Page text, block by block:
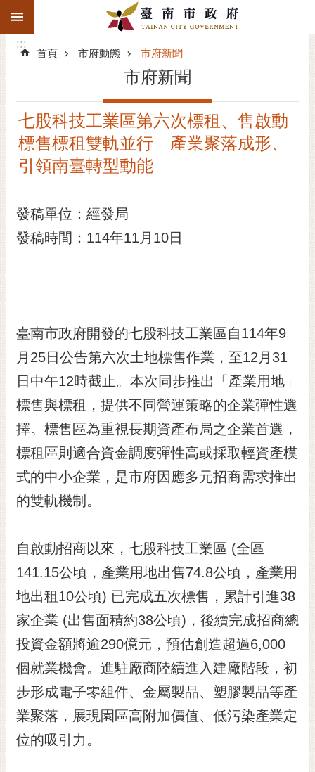
跳到主要內容區塊
搜
階
精彩府城
市府動態
黃
偉
哲
光
花
桐
花
祭
站
導
訂
閱
RSS
訂
閱
電
子
報
:::
:::
首頁 市府動態 市府新聞
市府新聞
七股科技工業區第六次標租、售啟動
標售標租雙軌並行 產業聚落成形、
引領南臺轉型動能
發稿單位：經發局
發稿時間：114年11月10日
臺南市政府開發的七股科技工業區自114年9
月25日公告第六次土地標售作業，至12月31
日中午12時截止。本次同步推出「產業用地」
標售與標租，提供不同營運策略的企業彈性選
擇。標售區為重視長期資產布局之企業首選，
標租區則適合資金調度彈性高或採取輕資產模
式的中小企業，是市府因應多元招商需求推出
的雙軌機制。
自啟動招商以來，七股科技工業區 (全區
141.15公頃，產業用地出售74.8公頃，產業用
地出租10公頃) 已完成五次標售，累計引進38
家企業 (出售面積約38公頃)，後續完成招商總
投資金額將逾290億元，預估創造超過6,000
個就業機會。進駐廠商陸續進入建廠階段，初
步形成電子零組件、金屬製品、塑膠製品等產
業聚落，展現園區高附加價值、低污染產業定
位的吸引力。